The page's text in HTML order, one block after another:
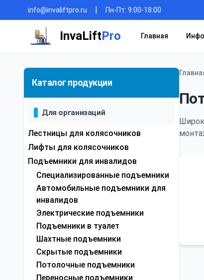
info@invaliftpro.ru | Пн-Пт: 9:00-18:00
InvaLiftPro Главная
Каталог продукции
Для организаций
Лестницы для колясочников
Лифты для колясочников
Подъемники для инвалидов
Специализированные подъемники
Автомобильные подъемники для
инвалидов
Электрические подъемники
Подъемники в туалет
Шахтные подъемники
Скрытые подъемники
Потолочные подъемники
Переносные подъемники